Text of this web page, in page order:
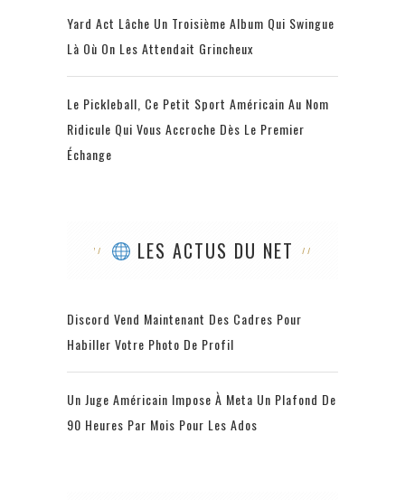
Yard Act Lâche Un Troisième Album Qui Swingue
Là Où On Les Attendait Grincheux
Le Pickleball, Ce Petit Sport Américain Au Nom
Ridicule Qui Vous Accroche Dès Le Premier
Échange
LES ACTUS DU NET
Discord Vend Maintenant Des Cadres Pour
Habiller Votre Photo De Profil
Un Juge Américain Impose À Meta Un Plafond De
90 Heures Par Mois Pour Les Ados